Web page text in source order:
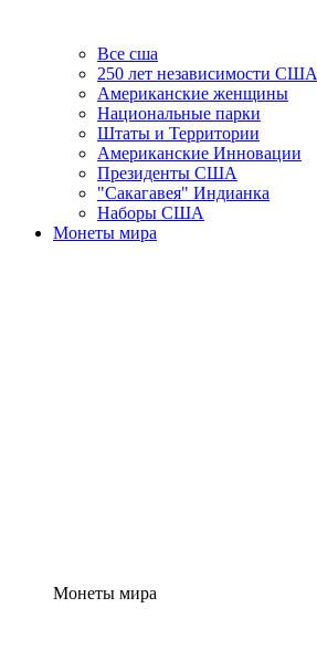
Все сша
250 лет независимости США
Американские женщины
Национальные парки
Штаты и Территории
Американские Инновации
Президенты США
"Сакагавея" Индианка
Наборы США
Монеты мира
Монеты мира